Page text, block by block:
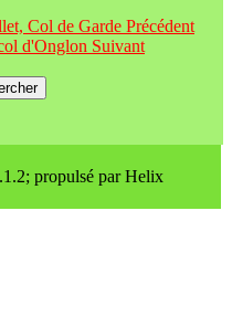
Col de Garde Précédent
d'Onglon Suivant
propulsé par Helix